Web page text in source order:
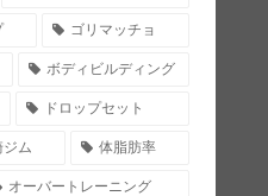
ゴリマッチョ
ボディビルディング
ドロップセット
ジム 体脂肪率
オーバートレーニング